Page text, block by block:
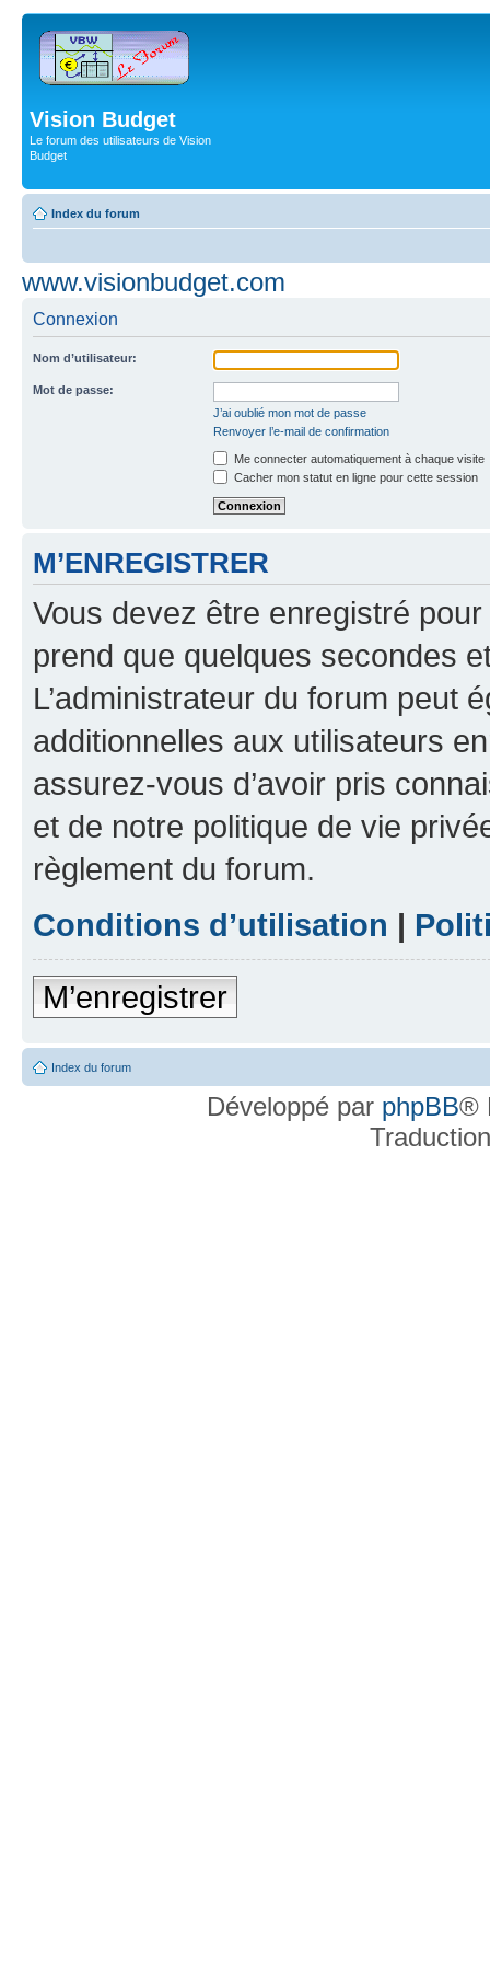
Vision Budget
Le forum des utilisateurs de Vision
Budget
Index du forum
www.visionbudget.com
Connexion
Nom d’utilisateur:
Mot de passe:
J’ai oublié mon mot de passe
Renvoyer l’e-mail de confirmation
Me connecter automatiquement à chaque visite
Cacher mon statut en ligne pour cette session
M’ENREGISTRER
Vous devez être enregistré
prend que quelques secondes
L’administrateur du forum peut
additionnelles aux utilisateurs
assurez-vous d’avoir pris
et de notre politique de vie
règlement du forum.
Conditions d’utilisation |
M’enregistrer
Index du forum
Développé par phpBB®